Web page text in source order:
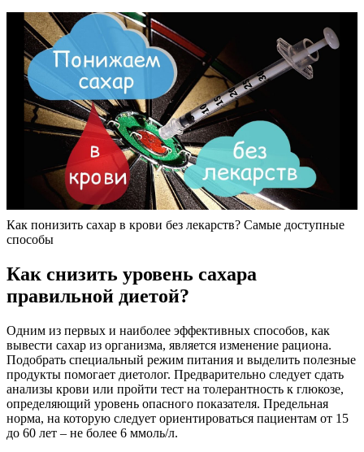
Как понизить сахар в крови без лекарств? Самые доступные
способы
Как снизить уровень сахара
правильной диетой?
Одним из первых и наиболее эффективных способов, как
вывести сахар из организма, является изменение рациона.
Подобрать специальный режим питания и выделить полезные
продукты помогает диетолог. Предварительно следует сдать
анализы крови или пройти тест на толерантность к глюкозе,
определяющий уровень опасного показателя. Предельная
норма, на которую следует ориентироваться пациентам от 15
до 60 лет – не более 6 ммоль/л.